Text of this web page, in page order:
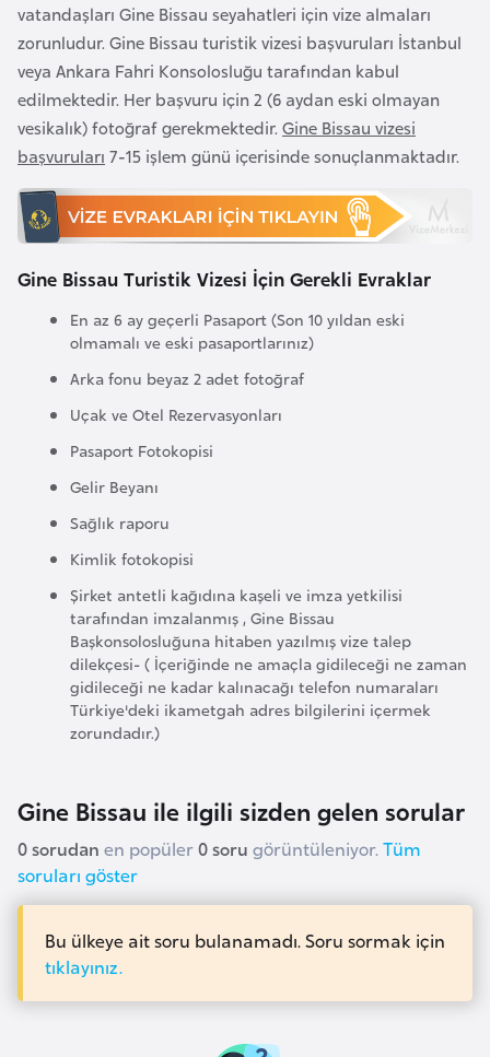
vatandaşları Gine Bissau seyahatleri için vize almaları
zorunludur. Gine Bissau turistik vizesi başvuruları İstanbul
veya Ankara Fahri Konsolosluğu tarafından kabul
edilmektedir. Her başvuru için 2 (6 aydan eski olmayan
vesikalık) fotoğraf gerekmektedir. Gine Bissau vizesi
başvuruları 7-15 işlem günü içerisinde sonuçlanmaktadır.
Gine Bissau Turistik Vizesi İçin Gerekli Evraklar
En az 6 ay geçerli Pasaport (Son 10 yıldan eski
olmamalı ve eski pasaportlarınız)
Arka fonu beyaz 2 adet fotoğraf
Uçak ve Otel Rezervasyonları
Pasaport Fotokopisi
Gelir Beyanı
Sağlık raporu
Kimlik fotokopisi
Şirket antetli kağıdına kaşeli ve imza yetkilisi
tarafından imzalanmış , Gine Bissau
Başkonsolosluğuna hitaben yazılmış vize talep
dilekçesi- ( İçeriğinde ne amaçla gidileceği ne zaman
gidileceği ne kadar kalınacağı telefon numaraları
Türkiye'deki ikametgah adres bilgilerini içermek
zorundadır.)
Gine Bissau ile ilgili sizden gelen sorular
0 sorudan en popüler0 soru görüntüleniyor.Tüm
soruları göster
Bu ülkeye ait soru bulanamadı. Soru sormak için
tıklayınız.
B
a
n
g
l
a
d
e
ş
e
n
i
n
B